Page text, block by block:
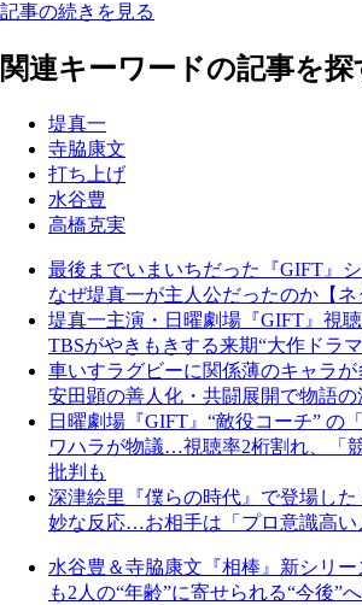
記事の続きを見る
関連キーワードの記事を探
堤真一
寺脇康文
打ち上げ
水谷豊
高橋克実
最後までいまいちだった『GIFT』
なぜ堤真一が主人公だったのか【ネ
堤真一主演・日曜劇場『GIFT』視
TBSがやきもきする来期“大作ドラ
車いすラグビーに関係薄のキャラが
安田顕の善人化・共闘展開で物語
日曜劇場『GIFT』“敵役コーチ” の
ワハラが物議…視聴率2桁割れ、「
批判も
深津絵里『僕らの時代』で登場した
妙な反応…お相手は「プロ意識高い
水谷豊＆寺脇康文『相棒』新シリ
も2人の“年齢”に寄せられる“今後”